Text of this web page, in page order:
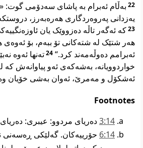
22 بەڵام ئەبرام بە پاشای سەدۆمی گوت:
یەزدانی پەروەردگاری هەرەبەرز،
23کە ئەگەر تاڵە دەزووێک یان
هەر شتێک لە شتەکانی تۆ ببەم، بۆ ئەوەی
ئەبرامم دەوڵەمەند کرد.“ 24تەنها ئەوە
خواردوویانە، بەشەکەی ئەو پیاوانەش کە
ئەشکۆل و مەمرێ، ئەوان بەشی خۆیان
Footnotes
14‏:3
دەریای مردوو: عیبری:
14‏:6
حۆرییەکان. گەلێکی ڕەسەنی